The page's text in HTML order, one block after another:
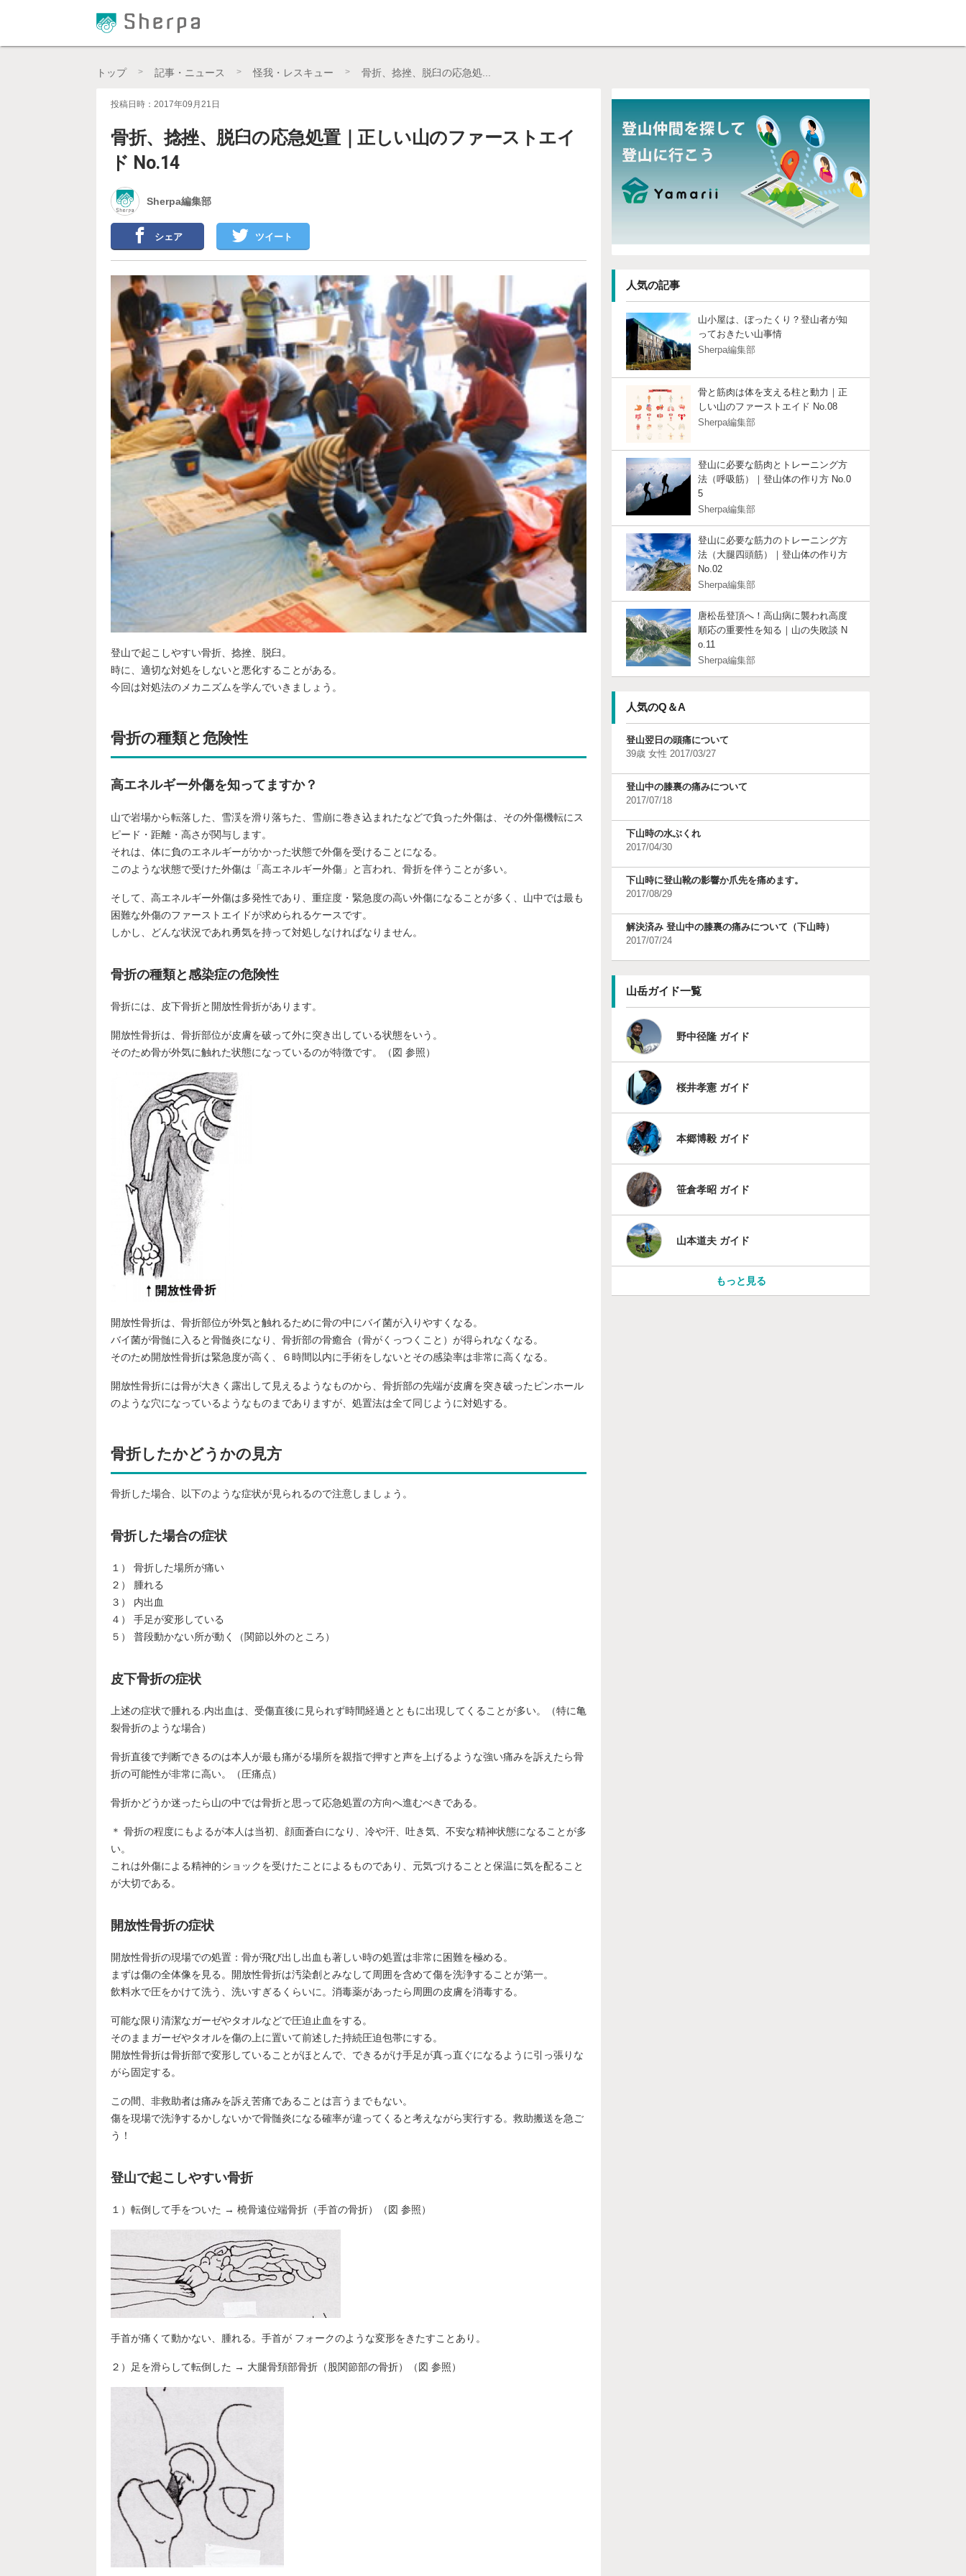
トップ
記事・ニュース 怪我・レスキュー 骨折、捻挫、脱臼の応急処...
投稿日時：2017年09月21日
骨折、捻挫、脱臼の応急処置｜正しい山のファーストエイ
ド No.14
Sherpa編集部
シェア ツイート
登山で起こしやすい骨折、捻挫、脱臼。
時に、適切な対処をしないと悪化することがある。
今回は対処法のメカニズムを学んでいきましょう。
骨折の種類と危険性
高エネルギー外傷を知ってますか？
山で岩場から転落した、雪渓を滑り落ちた、雪崩に巻き込まれたなどで負った外傷は、その外傷機転にス
ピード・距離・高さが関与します。
それは、体に負のエネルギーがかかった状態で外傷を受けることになる。
このような状態で受けた外傷は「高エネルギー外傷」と言われ、骨折を伴うことが多い。
そして、高エネルギー外傷は多発性であり、重症度・緊急度の高い外傷になることが多く、山中では最も
困難な外傷のファーストエイドが求められるケースです。
しかし、どんな状況であれ勇気を持って対処しなければなりません。
骨折の種類と感染症の危険性
骨折には、皮下骨折と開放性骨折があります。
開放性骨折は、骨折部位が皮膚を破って外に突き出している状態をいう。
そのため骨が外気に触れた状態になっているのが特徴です。（図 参照）
開放性骨折は、骨折部位が外気と触れるために骨の中にバイ菌が入りやすくなる。
バイ菌が骨髄に入ると骨髄炎になり、骨折部の骨癒合（骨がくっつくこと）が得られなくなる。
そのため開放性骨折は緊急度が高く、６時間以内に手術をしないとその感染率は非常に高くなる。
開放性骨折には骨が大きく露出して見えるようなものから、骨折部の先端が皮膚を突き破ったピンホール
のような穴になっているようなものまでありますが、処置法は全て同じように対処する。
骨折したかどうかの見方
骨折した場合、以下のような症状が見られるので注意しましょう。
骨折した場合の症状
１） 骨折した場所が痛い
２） 腫れる
３） 内出血
４） 手足が変形している
５） 普段動かない所が動く（関節以外のところ）
皮下骨折の症状
上述の症状で腫れる.内出血は、受傷直後に見られず時間経過とともに出現してくることが多い。（特に亀
裂骨折のような場合）
骨折直後で判断できるのは本人が最も痛がる場所を親指で押すと声を上げるような強い痛みを訴えたら骨
折の可能性が非常に高い。（圧痛点）
骨折かどうか迷ったら山の中では骨折と思って応急処置の方向へ進むべきである。
＊ 骨折の程度にもよるが本人は当初、顔面蒼白になり、冷や汗、吐き気、不安な精神状態になることが多
い。
これは外傷による精神的ショックを受けたことによるものであり、元気づけることと保温に気を配ること
が大切である。
開放性骨折の症状
開放性骨折の現場での処置：骨が飛び出し出血も著しい時の処置は非常に困難を極める。
まずは傷の全体像を見る。開放性骨折は汚染創とみなして周囲を含めて傷を洗浄することが第一。
飲料水で圧をかけて洗う、洗いすぎるくらいに。消毒薬があったら周囲の皮膚を消毒する。
可能な限り清潔なガーゼやタオルなどで圧迫止血をする。
そのままガーゼやタオルを傷の上に置いて前述した持続圧迫包帯にする。
開放性骨折は骨折部で変形していることがほとんで、できるがけ手足が真っ直ぐになるように引っ張りな
がら固定する。
この間、非救助者は痛みを訴え苦痛であることは言うまでもない。
傷を現場で洗浄するかしないかで骨髄炎になる確率が違ってくると考えながら実行する。救助搬送を急ご
う！
登山で起こしやすい骨折
１）転倒して手をついた → 橈骨遠位端骨折（手首の骨折）（図 参照）
手首が痛くて動かない、腫れる。手首が フォークのような変形をきたすことあり。
２）足を滑らして転倒した → 大腿骨頚部骨折（股関節部の骨折）（図 参照）
人気の記事
山小屋は、ぼったくり？登山者が知
っておきたい山事情
Sherpa編集部
骨と筋肉は体を支える柱と動力｜正
しい山のファーストエイド No.08
Sherpa編集部
登山に必要な筋肉とトレーニング方
法（呼吸筋）｜登山体の作り方 No.0
5
Sherpa編集部
登山に必要な筋力のトレーニング方
法（大腿四頭筋）｜登山体の作り方
No.02
Sherpa編集部
唐松岳登頂へ！高山病に襲われ高度
順応の重要性を知る｜山の失敗談 N
o.11
Sherpa編集部
人気のQ＆A
登山翌日の頭痛について
39歳 女性 2017/03/27
登山中の膝裏の痛みについて
2017/07/18
下山時の水ぶくれ
2017/04/30
下山時に登山靴の影響か爪先を痛めます。
2017/08/29
解決済み 登山中の膝裏の痛みについて（下山時）
2017/07/24
山岳ガイド一覧
野中径隆 ガイド
桜井孝憲 ガイド
本郷博毅 ガイド
笹倉孝昭 ガイド
山本道夫 ガイド
もっと見る